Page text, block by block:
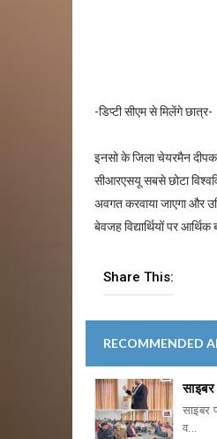
-डिप्टी सीएम से मिलेंगे छात्र-
इनसो के जिला चेयरमैन दीपक
सीआरएसयू सबसे छोटा
अवगत करवाया जाएगा और
बेवजह विद्यार्थियों पर
Share This:
RECOMMENDED
साइबर
व...